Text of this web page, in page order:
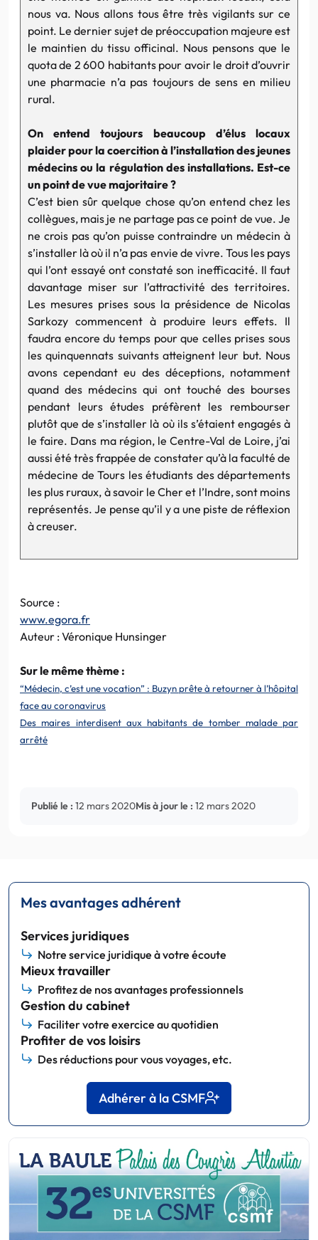
nous va. Nous allons tous être très vigilants sur ce
point. Le dernier sujet de préoccupation majeure est
le maintien du tissu officinal. Nous pensons que le
quota de 2 600 habitants pour avoir le droit d’ouvrir
une pharmacie n’a pas toujours de sens en milieu
rural.
On entend toujours beaucoup d’élus locaux
plaider pour la coercition à l’installation des jeunes
médecins ou la régulation des installations. Est-ce
un point de vue majoritaire ?
C’est bien sûr quelque chose qu’on entend chez les
collègues, mais je ne partage pas ce point de vue. Je
ne crois pas qu’on puisse contraindre un médecin à
s’installer là où il n’a pas envie de vivre. Tous les pays
qui l’ont essayé ont constaté son inefficacité. Il faut
davantage miser sur l’attractivité des territoires.
Les mesures prises sous la présidence de Nicolas
Sarkozy commencent à produire leurs effets. Il
faudra encore du temps pour que celles prises sous
les quinquennats suivants atteignent leur but. Nous
avons cependant eu des déceptions, notamment
quand des médecins qui ont touché des bourses
pendant leurs études préfèrent les rembourser
plutôt que de s’installer là où ils s’étaient engagés à
le faire. Dans ma région, le Centre-Val de Loire, j’ai
aussi été très frappée de constater qu’à la faculté de
médecine de Tours les étudiants des départements
les plus ruraux, à savoir le Cher et l’Indre, sont moins
représentés. Je pense qu’il y a une piste de réflexion
à creuser.
Source :
www.egora.fr
Auteur : Véronique Hunsinger
Sur le même thème :
“Médecin, c’est une vocation” : Buzyn prête à retourner à l’hôpital
face au coronavirus
Des maires interdisent aux habitants de tomber malade par
arrêté
Publié le : 12 mars 2020Mis à jour le : 12 mars 2020
Mes avantages adhérent
Services juridiques
Notre service juridique à votre écoute
Mieux travailler
Profitez de nos avantages professionnels
Gestion du cabinet
Faciliter votre exercice au quotidien
Profiter de vos loisirs
Des réductions pour vous voyages, etc.
Adhérer à la CSMF